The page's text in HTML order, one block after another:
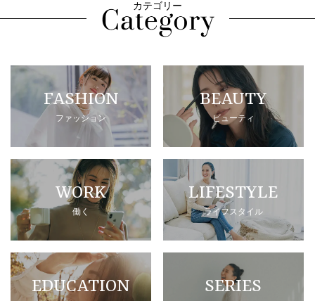
カテゴリー
FASHION
ファッション
BEAUTY
ビューティ
WORK
働く
LIFESTYLE
ライフスタイル
EDUCATION SERIES